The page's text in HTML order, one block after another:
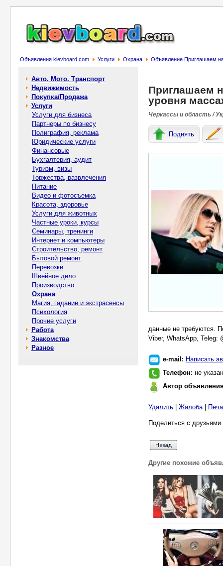
Объявления kievboard.com Услуги Охрана Объявление Приглашаем
Авто. Мото. Транспорт
Недвижимость
Покупка/Продажа
Услуги
Услуги для бизнеса
Партнеры по бизнесу
Полиграфия, реклама
Юридические услуги
Финансовые
Бухгалтерия, аудит
Туризм, визы
Торжества, развлечения
Питание
Видео и фотосъемка
Красота, здоровье
Услуги для животных
Частные уроки, курсы
Семинары, тренинги
Интернет и компьютеры
Строительство, ремонт
Бытовой ремонт
Перевозки
Швейное дело
Производство
Охрана
Магия, гадание и экстрасенсы
Психология
Прочие услуги
Работа
Знакомства
Разное
Приглашаем
уровня
Черкассы и область /
Поднять
данные не требуются.
Viber, WhatsApp, Teleg:
e-mail: Написать
Телефон: не указан
Автор
Удалить Жалоба|
Поделиться с
Другие похожие